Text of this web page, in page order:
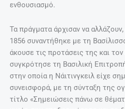
ενθουσιασμό.
Τα πράγματα άρχισαν να
1856 συναντήθηκε με τη
άκουσε τις προτάσεις της και
συγκρότησε τη Βασιλική
στην οποία η Νάιτινγκειλ είχε
συνεισφορά, με τη σύνταξη της
τίτλο «Σημειώσεις πάνω σε